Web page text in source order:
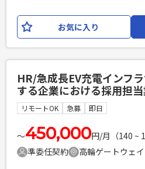
管理）・Pricing（価格管理）・
域を中心に、要件定義および開発
験
PHPを用いたWebサービスの開
Laravelを用いた開発経験1年以上
お気に入り
HR/急成長EV充電インフ
する企業における採用担
リモートOK 急募 即日
〜450,000円/月（140 ~
準委任契約
高輪ゲートウェ